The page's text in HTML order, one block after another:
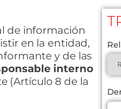
de información
en la entidad,
y de las
interno
(Artículo 8 de la